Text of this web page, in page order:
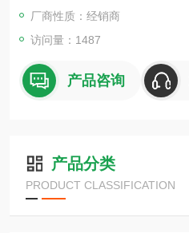
厂商性质：经销商
访问量：1487
产品咨询
产品分类
PRODUCT CLASSIFICATION